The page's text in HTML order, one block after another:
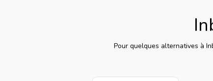
Pour quelques alternatives à